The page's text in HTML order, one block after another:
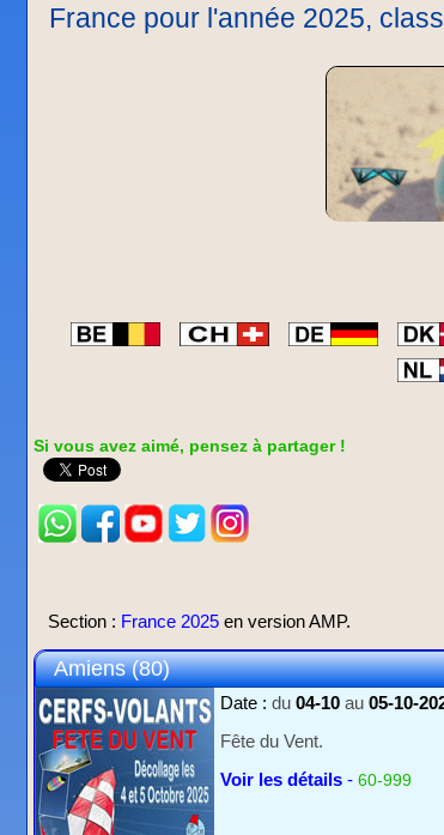
France pour l'année 2025,
Si vous avez aimé, pensez à partager !
Section : France 2025 en version AMP.
Amiens (80)
Date : du 04-10 au 05-10-
Fête du Vent.
Voir les détails - 60-999